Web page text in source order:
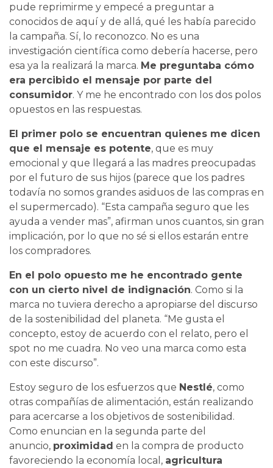
pude reprimirme y empecé a preguntar a
conocidos de aquí y de allá, qué les había parecido
la campaña. Sí, lo reconozco. No es una
investigación científica como debería hacerse, pero
esa ya la realizará la marca. Me preguntaba cómo
era percibido el mensaje por parte del
consumidor. Y me he encontrado con los dos polos
opuestos en las respuestas.
El primer polo se encuentran quienes me dicen
que el mensaje es potente, que es muy
emocional y que llegará a las madres preocupadas
por el futuro de sus hijos (parece que los padres
todavía no somos grandes asiduos de las compras en
el supermercado). “Esta campaña seguro que les
ayuda a vender mas”, afirman unos cuantos, sin gran
implicación, por lo que no sé si ellos estarán entre
los compradores.
En el polo opuesto me he encontrado gente
con un cierto nivel de indignación. Como si la
marca no tuviera derecho a apropiarse del discurso
de la sostenibilidad del planeta. “Me gusta el
concepto, estoy de acuerdo con el relato, pero el
spot no me cuadra. No veo una marca como esta
con este discurso”.
Estoy seguro de los esfuerzos que Nestlé, como
otras compañías de alimentación, están realizando
para acercarse a los objetivos de sostenibilidad.
Como enuncian en la segunda parte del
anuncio, proximidad en la compra de producto
favoreciendo la economía local, agricultura